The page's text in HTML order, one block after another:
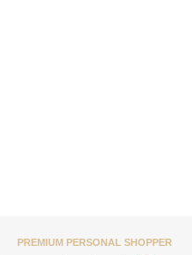
PREMIUM PERSONAL SHOPPER